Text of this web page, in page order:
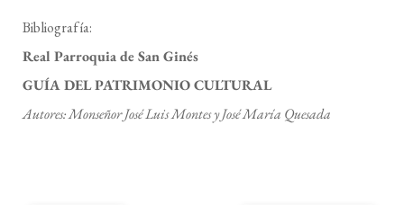
Bibliografía:
Real Parroquia de San Ginés
GUÍA DEL PATRIMONIO CULTURAL
Autores: Monseñor José Luis Montes y José María Quesada